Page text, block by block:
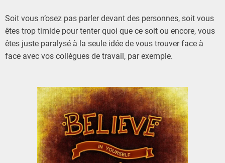
Soit vous n’osez pas parler devant des personnes, soit vous
êtes trop timide pour tenter quoi que ce soit ou encore, vous
êtes juste paralysé à la seule idée de vous trouver face à
face avec vos collègues de travail, par exemple.